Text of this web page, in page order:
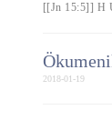
[[Jn 15:5]] H
2018-01-19